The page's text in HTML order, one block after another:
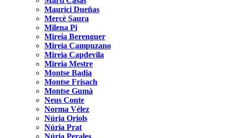
Maurici Dueñas
Mercè Saura
Milena Pi
Mireia Berenguer
Mireia Campuzano
Mireia Capdevila
Mireia Mestre
Montse Badia
Montse Frisach
Montse Gumà
Neus Conte
Norma Vélez
Núria Oriols
Núria Prat
Núria Perales